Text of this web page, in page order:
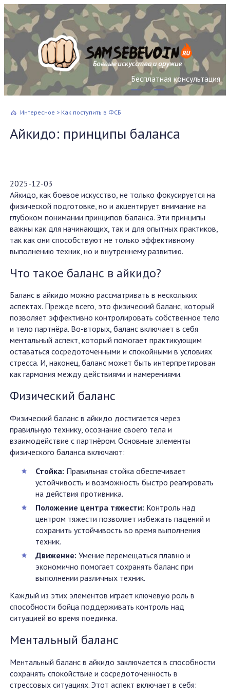
Бесплатная консультация
Интересное > Как поступить в ФСБ
Айкидо: принципы баланса
2025-12-03
Айкидо, как боевое искусство, не только фокусируется на
физической подготовке, но и акцентирует внимание на
глубоком понимании принципов баланса. Эти принципы
важны как для начинающих, так и для опытных практиков,
так как они способствуют не только эффективному
выполнению техник, но и внутреннему развитию.
Что такое баланс в айкидо?
Баланс в айкидо можно рассматривать в нескольких
аспектах. Прежде всего, это физический баланс, который
позволяет эффективно контролировать собственное тело
и тело партнёра. Во-вторых, баланс включает в себя
ментальный аспект, который помогает практикующим
оставаться сосредоточенными и спокойными в условиях
стресса. И, наконец, баланс может быть интерпретирован
как гармония между действиями и намерениями.
Физический баланс
Физический баланс в айкидо достигается через
правильную технику, осознание своего тела и
взаимодействие с партнёром. Основные элементы
физического баланса включают:
Стойка: Правильная стойка обеспечивает
устойчивость и возможность быстро реагировать
на действия противника.
Положение центра тяжести: Контроль над
центром тяжести позволяет избежать падений и
сохранить устойчивость во время выполнения
техник.
Движение: Умение перемещаться плавно и
экономично помогает сохранять баланс при
выполнении различных техник.
Каждый из этих элементов играет ключевую роль в
способности бойца поддерживать контроль над
ситуацией во время поединка.
Ментальный баланс
Ментальный баланс в айкидо заключается в способности
сохранять спокойствие и сосредоточенность в
стрессовых ситуациях. Этот аспект включает в себя: